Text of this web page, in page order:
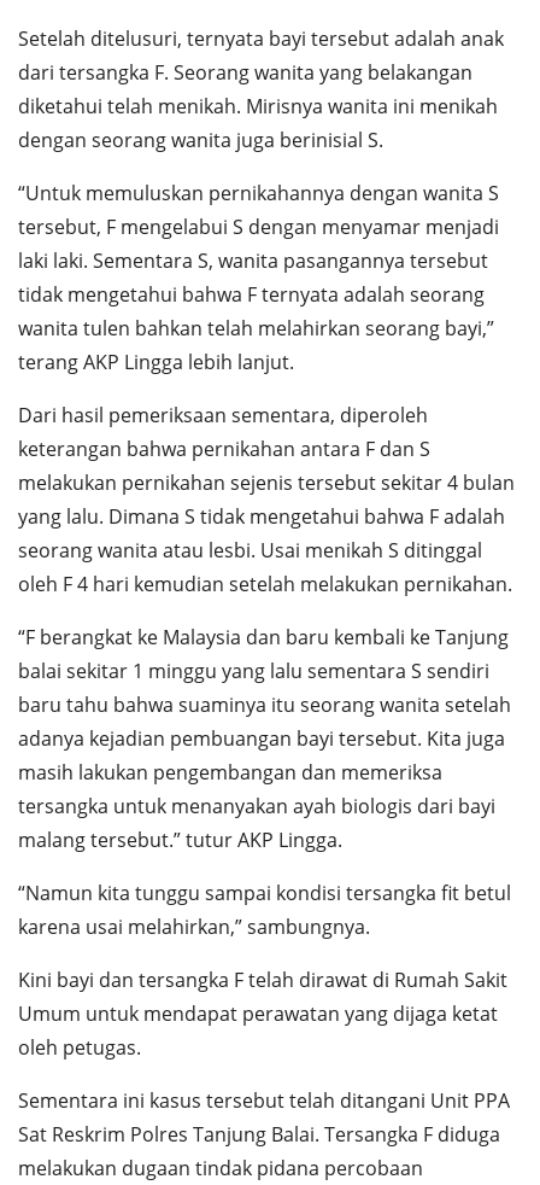
Setelah ditelusuri, ternyata bayi tersebut adalah anak
dari tersangka F. Seorang wanita yang belakangan
diketahui telah menikah. Mirisnya wanita ini menikah
dengan seorang wanita juga berinisial S.
“Untuk memuluskan pernikahannya dengan wanita S
tersebut, F mengelabui S dengan menyamar menjadi
laki laki. Sementara S, wanita pasangannya tersebut
tidak mengetahui bahwa F ternyata adalah seorang
wanita tulen bahkan telah melahirkan seorang bayi,”
terang AKP Lingga lebih lanjut.
Dari hasil pemeriksaan sementara, diperoleh
keterangan bahwa pernikahan antara F dan S
melakukan pernikahan sejenis tersebut sekitar 4 bulan
yang lalu. Dimana S tidak mengetahui bahwa F adalah
seorang wanita atau lesbi. Usai menikah S ditinggal
oleh F 4 hari kemudian setelah melakukan pernikahan.
“F berangkat ke Malaysia dan baru kembali ke Tanjung
balai sekitar 1 minggu yang lalu sementara S sendiri
baru tahu bahwa suaminya itu seorang wanita setelah
adanya kejadian pembuangan bayi tersebut. Kita juga
masih lakukan pengembangan dan memeriksa
tersangka untuk menanyakan ayah biologis dari bayi
malang tersebut.” tutur AKP Lingga.
“Namun kita tunggu sampai kondisi tersangka fit betul
karena usai melahirkan,” sambungnya.
Kini bayi dan tersangka F telah dirawat di Rumah Sakit
Umum untuk mendapat perawatan yang dijaga ketat
oleh petugas.
Sementara ini kasus tersebut telah ditangani Unit PPA
Sat Reskrim Polres Tanjung Balai. Tersangka F diduga
melakukan dugaan tindak pidana percobaan